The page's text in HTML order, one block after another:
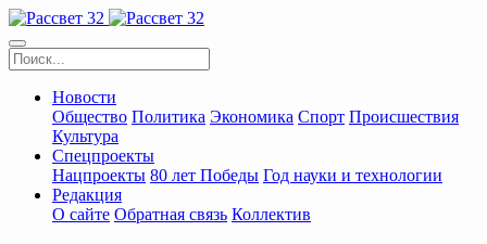
Новости
Общество Политика Экономика Спорт Происшествия
Культура
Спецпроекты
Нацпроекты 80 лет Победы Год науки и технологии
Редакция
О сайте Обратная связь Коллектив